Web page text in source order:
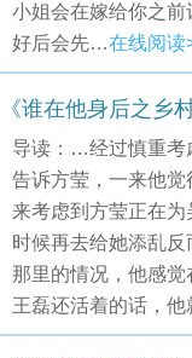
小姐会在嫁给你之
好后会先…在线阅读
《谁在他身后之乡
导读：…经过慎重考
告诉方莹，一来他
来考虑到方莹正在
时候再去给她添乱
那里的情况，他感
王磊还活着的话，